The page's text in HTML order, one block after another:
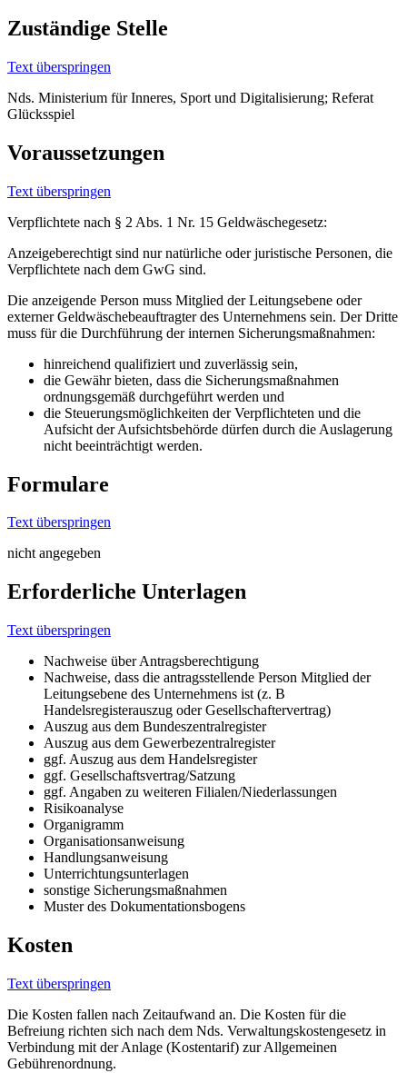
Zuständige Stelle
Text überspringen
Nds. Ministerium für Inneres, Sport und Digitalisierung; Referat
Glücksspiel
Voraussetzungen
Text überspringen
Verpflichtete nach § 2 Abs. 1 Nr. 15 Geldwäschegesetz:
Anzeigeberechtigt sind nur natürliche oder juristische Personen, die
Verpflichtete nach dem GwG sind.
Die anzeigende Person muss Mitglied der Leitungsebene oder
externer Geldwäschebeauftragter des Unternehmens sein. Der Dritte
muss für die Durchführung der internen Sicherungsmaßnahmen:
hinreichend qualifiziert und zuverlässig sein,
die Gewähr bieten, dass die Sicherungsmaßnahmen
ordnungsgemäß durchgeführt werden und
die Steuerungsmöglichkeiten der Verpflichteten und die
Aufsicht der Aufsichtsbehörde dürfen durch die Auslagerung
nicht beeinträchtigt werden.
Formulare
Text überspringen
nicht angegeben
Erforderliche Unterlagen
Text überspringen
Nachweise über Antragsberechtigung
Nachweise, dass die antragsstellende Person Mitglied der
Leitungsebene des Unternehmens ist (z. B
Handelsregisterauszug oder Gesellschaftervertrag)
Auszug aus dem Bundeszentralregister
Auszug aus dem Gewerbezentralregister
ggf. Auszug aus dem Handelsregister
ggf. Gesellschaftsvertrag/Satzung
ggf. Angaben zu weiteren Filialen/Niederlassungen
Risikoanalyse
Organigramm
Organisationsanweisung
Handlungsanweisung
Unterrichtungsunterlagen
sonstige Sicherungsmaßnahmen
Muster des Dokumentationsbogens
Kosten
Text überspringen
Die Kosten fallen nach Zeitaufwand an. Die Kosten für die
Befreiung richten sich nach dem Nds. Verwaltungskostengesetz in
Verbindung mit der Anlage (Kostentarif) zur Allgemeinen
Gebührenordnung.